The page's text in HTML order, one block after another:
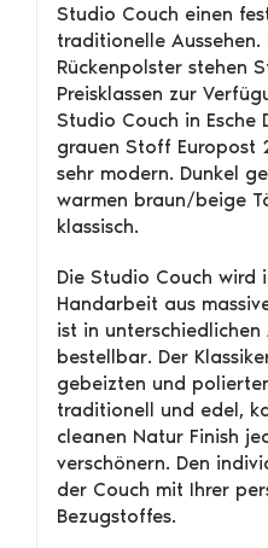
Studio Couch einen
traditionelle
Rückenpolster stehen
Preisklassen zur
Studio Couch in Esche
grauen Stoff Europost
sehr modern. Dunkel
warmen braun/beige
klassisch.
Die Studio Couch wird
Handarbeit aus
ist in unterschiedlichen
bestellbar. Der
gebeizten und
traditionell und edel,
cleanen Natur Finish
verschönern. Den
der Couch mit Ihrer
Bezugstoffes.